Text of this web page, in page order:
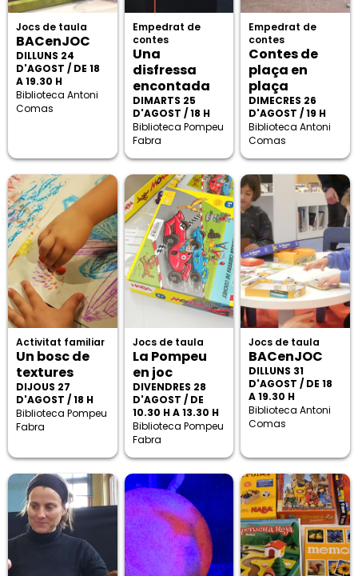
Jocs de taula
BACenJOC
DILLUNS 24
D'AGOST / DE 18
A 19.30 H
Biblioteca Antoni
Comas
Empedrat de
contes
Una
disfressa
encontada
DIMARTS 25
D'AGOST / 18 H
Biblioteca Pompeu
Fabra
Empedrat de
contes
Contes de
plaça en
plaça
DIMECRES 26
D'AGOST / 19 H
Biblioteca Antoni
Comas
Activitat familiar
Un bosc de
textures
DIJOUS 27
D'AGOST / 18 H
Biblioteca Pompeu
Fabra
Jocs de taula
La Pompeu
en joc
DIVENDRES 28
D'AGOST / DE
10.30 H A 13.30 H
Biblioteca Pompeu
Fabra
Jocs de taula
BACenJOC
DILLUNS 31
D'AGOST / DE 18
A 19.30 H
Biblioteca Antoni
Comas